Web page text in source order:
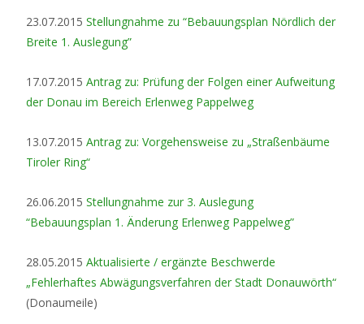
23.07.2015 Stellungnahme zu “Bebauungsplan Nördlich der
Breite 1. Auslegung”
17.07.2015 Antrag zu: Prüfung der Folgen einer Aufweitung
der Donau im Bereich Erlenweg Pappelweg
13.07.2015 Antrag zu: Vorgehensweise zu „Straßenbäume
Tiroler Ring“
26.06.2015 Stellungnahme zur 3. Auslegung
“Bebauungsplan 1. Änderung Erlenweg Pappelweg”
28.05.2015 Aktualisierte / ergänzte Beschwerde
„Fehlerhaftes Abwägungsverfahren der Stadt Donauwörth“
(Donaumeile)